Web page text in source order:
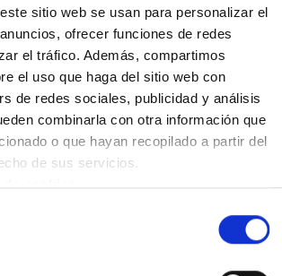
sitio web se usan para personalizar el
ofrecer funciones de redes
el tráfico. Además, compartimos
el uso que haga del sitio web con
de redes sociales, publicidad y análisis
combinarla con otra información que
o que hayan recopilado a partir del
de sus servicios.
cookies
Profesora Titular de Derecho
del libro "TTIP. El asalto de
a la democracia" participará
"Nazioarteari begira: TTIP-
Yihadismo" el 12 de febrero en
Etcheberri (Bizi !), Mikel
(responsable del área